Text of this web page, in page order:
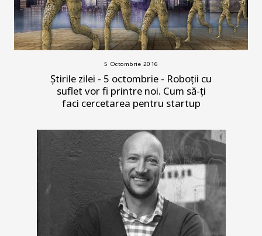
5 Octombrie 2016
Știrile zilei - 5 octombrie - Roboții cu
suflet vor fi printre noi. Cum să-ți
faci cercetarea pentru startup